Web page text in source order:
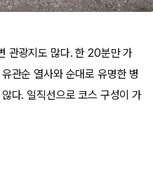
관광지도 많다. 한 20분만 가
관순 열사와 순대로 유명한 병
다. 일직선으로 코스 구성이 가